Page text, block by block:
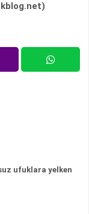
ufuklara yelken